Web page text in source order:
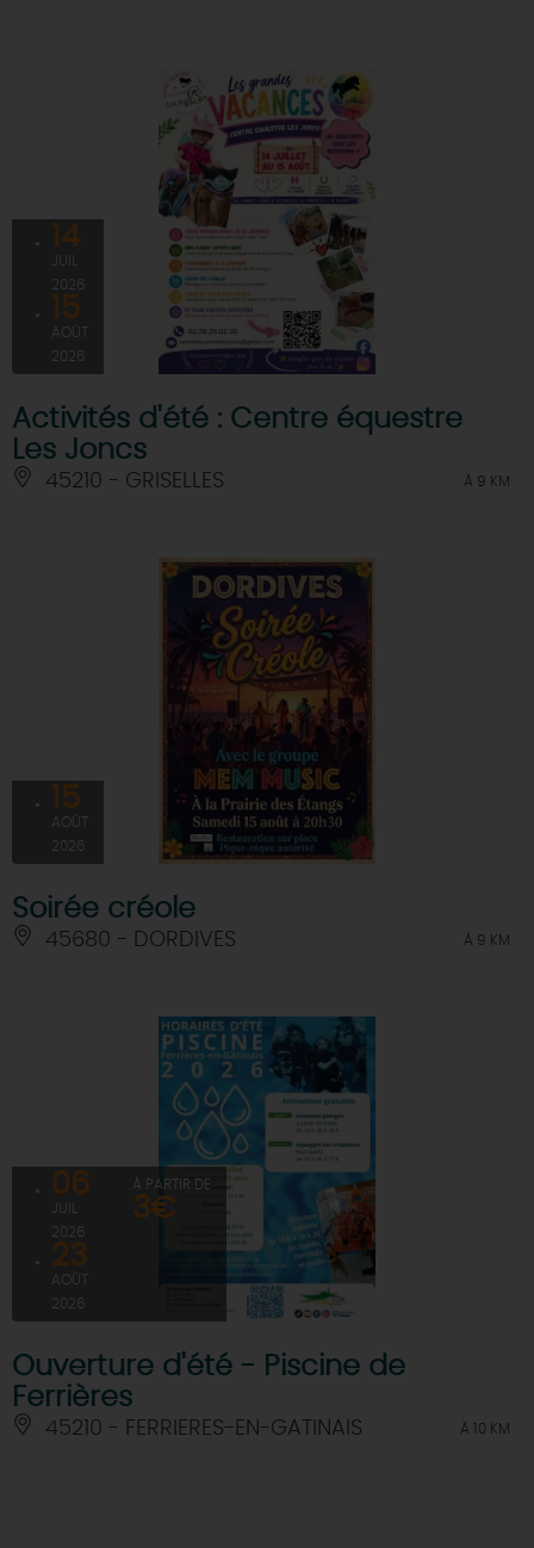
14
2026
15
AOÛT
2026
Activités d'été : Centre équestre
Les Joncs
45210 - GRISELLES À 9 KM
15
AOÛT
2026
Soirée créole
45680 - DORDIVES À 9 KM
06
2026
23
AOÛT
2026
À PARTIR DE
3€
Ouverture d'été - Piscine de
Ferrières
45210 - FERRIERES-EN-GATINAIS À 10 KM